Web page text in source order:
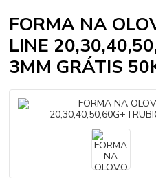
FORMA NA
LINE
3MM GRÁTIS